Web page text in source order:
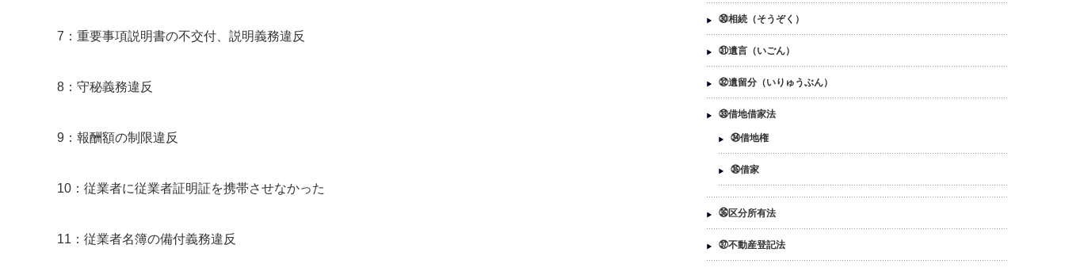
7：重要事項説明書の不交付、説明義務違反
8：守秘義務違反
9：報酬額の制限違反
10：従業者に従業者証明証を携帯させなかった
11：従業者名簿の備付義務違反
㉚相続（そうぞく）
㉛遺言（いごん）
㉜遺留分（いりゅうぶん）
㉝借地借家法
㉞借地権
㉟借家
㊱区分所有法
㊲不動産登記法